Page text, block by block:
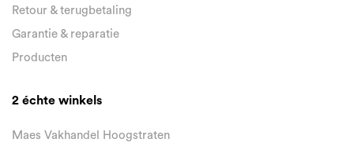
Retour & terugbetaling
Garantie & reparatie
Producten
2 échte winkels
Maes Vakhandel Hoogstraten